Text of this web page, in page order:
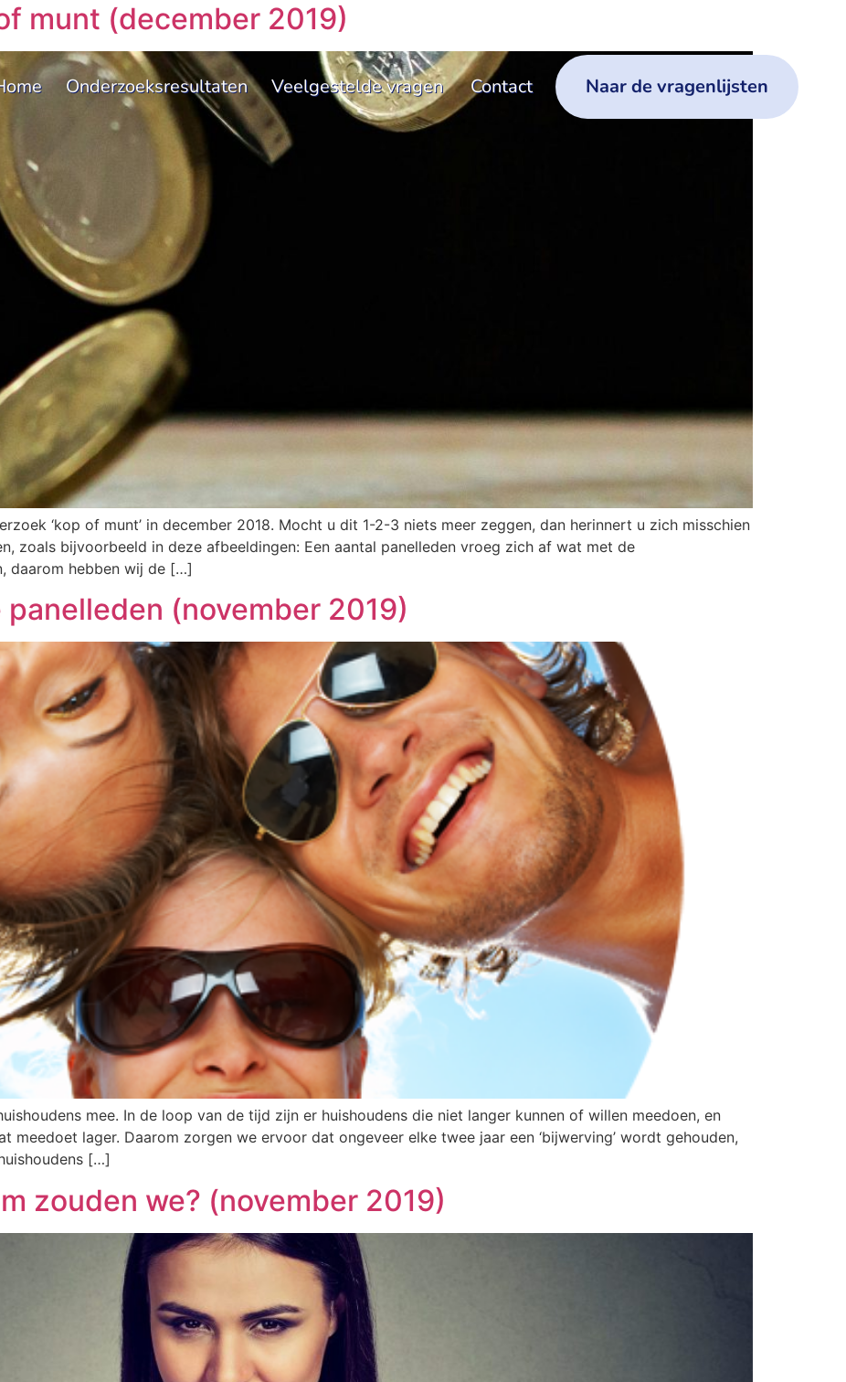
Onderzoeksresultaten Veelgestelde vragen Contact Naar de vragenlijsten
munt (december 2019)
‘kop of munt’ in december 2018. Mocht u dit 1-2-3 niets meer zeggen, dan herinnert u zich misschien
zoals bijvoorbeeld in deze afbeeldingen: Een aantal panelleden vroeg zich af wat met de
daarom hebben wij de […]
(november 2019)
mee. In de loop van de tijd zijn er huishoudens die niet langer kunnen of willen meedoen, en
meedoet lager. Daarom zorgen we ervoor dat ongeveer elke twee jaar een ‘bijwerving’ wordt gehouden,
[…]
zouden we? (november 2019)